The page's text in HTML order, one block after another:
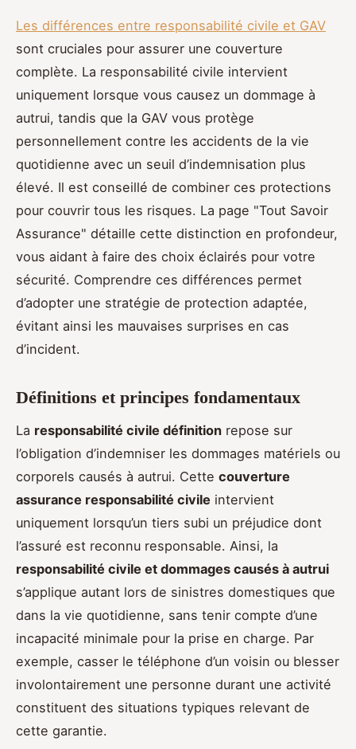
Les différences entre responsabilité civile et GAV
sont cruciales pour assurer une couverture
complète. La responsabilité civile intervient
uniquement lorsque vous causez un dommage à
autrui, tandis que la GAV vous protège
personnellement contre les accidents de la vie
quotidienne avec un seuil d’indemnisation plus
élevé. Il est conseillé de combiner ces protections
pour couvrir tous les risques. La page "Tout Savoir
Assurance" détaille cette distinction en profondeur,
vous aidant à faire des choix éclairés pour votre
sécurité. Comprendre ces différences permet
d’adopter une stratégie de protection adaptée,
évitant ainsi les mauvaises surprises en cas
d’incident.
Définitions et principes fondamentaux
La responsabilité civile définition repose sur
l’obligation d’indemniser les dommages matériels ou
corporels causés à autrui. Cette couverture
assurance responsabilité civile intervient
uniquement lorsqu’un tiers subi un préjudice dont
l’assuré est reconnu responsable. Ainsi, la
responsabilité civile et dommages causés à autrui
s’applique autant lors de sinistres domestiques que
dans la vie quotidienne, sans tenir compte d’une
incapacité minimale pour la prise en charge. Par
exemple, casser le téléphone d’un voisin ou blesser
involontairement une personne durant une activité
constituent des situations typiques relevant de
cette garantie.